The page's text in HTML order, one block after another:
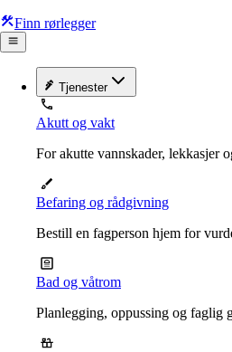
Finn rørlegger
Tjenester
Akutt og vakt
For akutte vannskader, lekkasjer
Befaring og rådgivning
Bestill en fagperson hjem for
Bad og våtrom
Planlegging, oppussing og faglig